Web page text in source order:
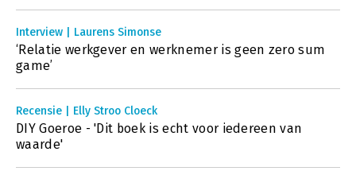
Interview | Laurens Simonse
‘Relatie werkgever en werknemer is geen zero sum
game’
Recensie | Elly Stroo Cloeck
DIY Goeroe - 'Dit boek is echt voor iedereen van
waarde'